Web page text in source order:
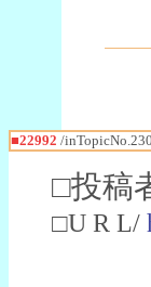
■22992 /
□投稿
□U R L/